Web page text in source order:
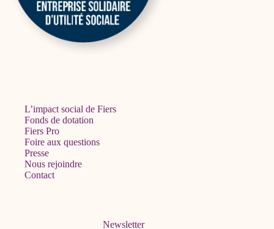
L’impact social de Fiers
Fonds de dotation
Fiers Pro
Foire aux questions
Presse
Nous rejoindre
Contact
Newsletter